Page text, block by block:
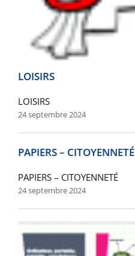
LOISIRS
LOISIRS
24 septembre 2024
PAPIERS – CITOYENNETÉ
PAPIERS – CITOYENNETÉ
24 septembre 2024